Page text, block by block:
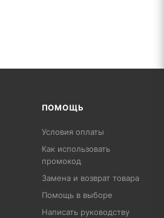
ПОМОЩЬ
Условия оплаты
Как использовать
промокод
Замена и возврат товара
Помощь в выборе
Написать руководству